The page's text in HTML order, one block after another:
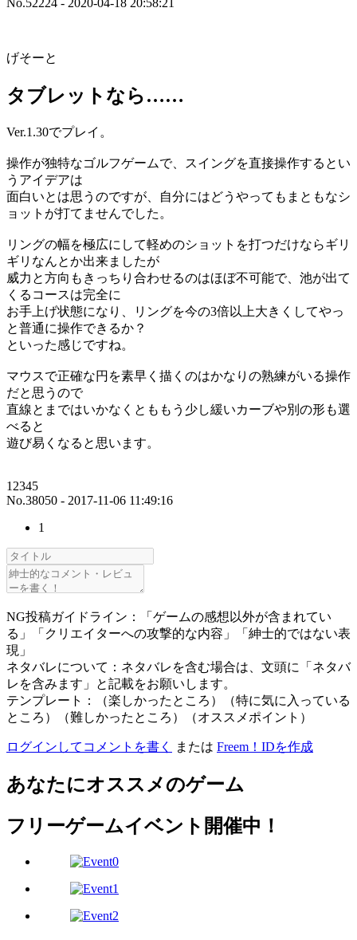
No.52224 - 2020-04-18 20:58:21
げそーと
タブレットなら……
Ver.1.30でプレイ。
操作が独特なゴルフゲームで、スイングを直接操作するとい
うアイデアは
面白いとは思うのですが、自分にはどうやってもまともなシ
ョットが打てませんでした。
リングの幅を極広にして軽めのショットを打つだけならギリ
ギリなんとか出来ましたが
威力と方向もきっちり合わせるのはほぼ不可能で、池が出て
くるコースは完全に
お手上げ状態になり、リングを今の3倍以上大きくしてやっ
と普通に操作できるか？
といった感じですね。
マウスで正確な円を素早く描くのはかなりの熟練がいる操作
だと思うので
直線とまではいかなくとももう少し緩いカーブや別の形も選
べると
遊び易くなると思います。
12345
No.38050 - 2017-11-06 11:49:16
1
NG投稿ガイドライン：「ゲームの感想以外が含まれてい
る」「クリエイターへの攻撃的な内容」「紳士的ではない表
現」
ネタバレについて：ネタバレを含む場合は、文頭に「ネタバ
レを含みます」と記載をお願いします。
テンプレート：（楽しかったところ）（特に気に入っている
ところ）（難しかったところ）（オススメポイント）
ログインしてコメントを書く または Freem！IDを作成
あなたにオススメのゲーム
フリーゲームイベント開催中！